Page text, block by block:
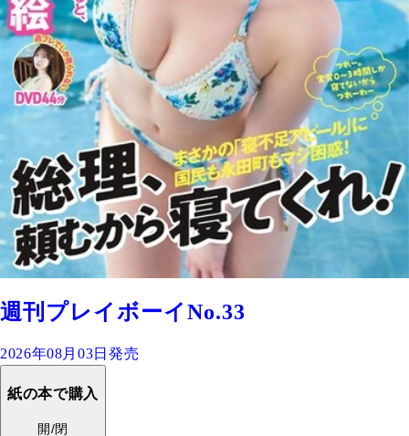
週刊プレイボーイNo.33
2026年08月03日発売
紙の本で購入
開/閉